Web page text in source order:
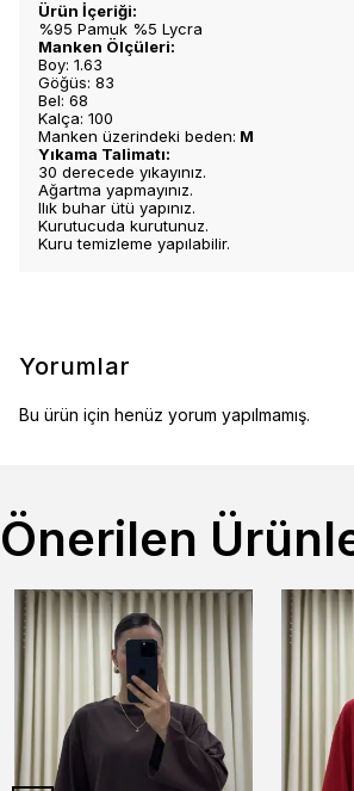
Ürün İçeriği:
%95 Pamuk %5 Lycra
Manken Ölçüleri:
Boy: 1.63
Göğüs: 83
Bel: 68
Kalça: 100
Manken üzerindeki beden: M
Yıkama Talimatı:
30 derecede yıkayınız.
Ağartma yapmayınız.
Ilık buhar ütü yapınız.
Kurutucuda kurutunuz.
Kuru temizleme yapılabilir.
Yorumlar
Bu ürün için henüz yorum yapılmamış.
Önerilen